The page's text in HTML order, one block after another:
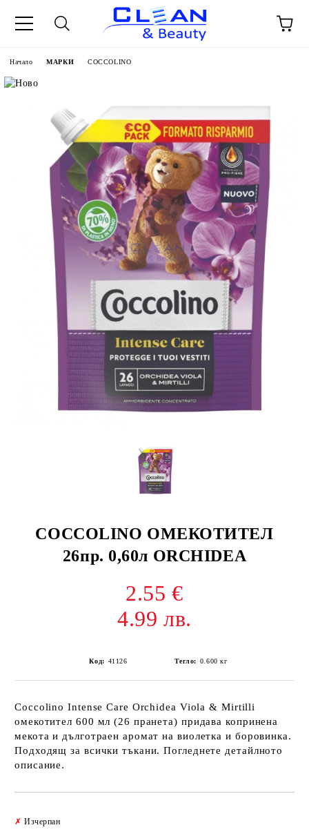
Начало МАРКИ COCCOLINO
COCCOLINO ОМЕКОТИТЕЛ
26пр. 0,60л ORCHIDEA
2.55 €
4.99 лв.
Код: 41126 Тегло: 0.600 кг
Coccolino Intense Care Orchidea Viola & Mirtilli
омекотител 600 мл (26 пранета) придава копринена
мекота и дълготраен аромат на виолетка и боровинка.
Подходящ за всички тъкани. Погледнете детайлното
описание.
✗ Изчерпан